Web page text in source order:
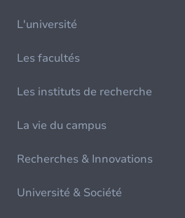
L'université
Les facultés
Les instituts de recherche
La vie du campus
Recherches & Innovations
Université & Société